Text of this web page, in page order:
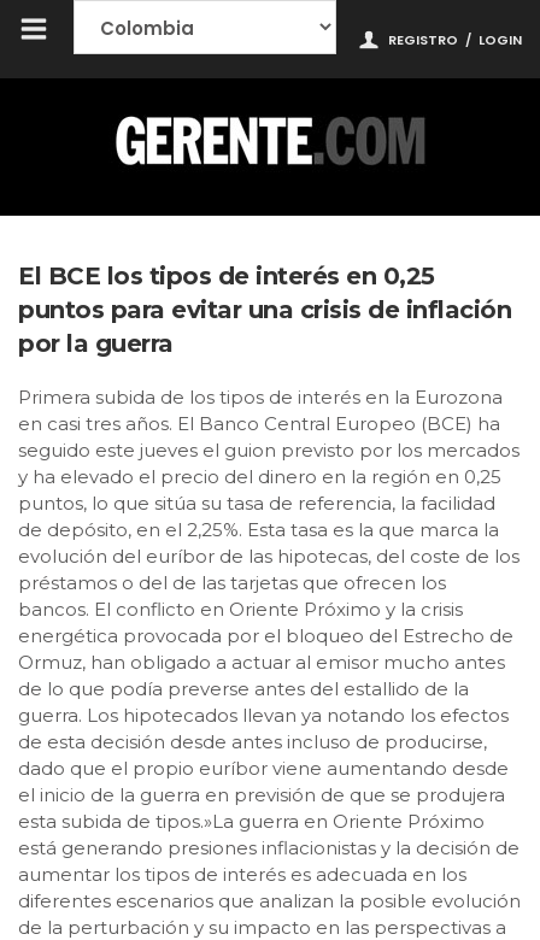
REGISTRO / LOGIN
El BCE los tipos de interés en 0,25
puntos para evitar una crisis de inflación
por la guerra
Primera subida de los tipos de interés en la Eurozona
en casi tres años. El Banco Central Europeo (BCE) ha
seguido este jueves el guion previsto por los mercados
y ha elevado el precio del dinero en la región en 0,25
puntos, lo que sitúa su tasa de referencia, la facilidad
de depósito, en el 2,25%. Esta tasa es la que marca la
evolución del euríbor de las hipotecas, del coste de los
préstamos o del de las tarjetas que ofrecen los
bancos. El conflicto en Oriente Próximo y la crisis
energética provocada por el bloqueo del Estrecho de
Ormuz, han obligado a actuar al emisor mucho antes
de lo que podía preverse antes del estallido de la
guerra. Los hipotecados llevan ya notando los efectos
de esta decisión desde antes incluso de producirse,
dado que el propio euríbor viene aumentando desde
el inicio de la guerra en previsión de que se produjera
esta subida de tipos.»La guerra en Oriente Próximo
está generando presiones inflacionistas y la decisión de
aumentar los tipos de interés es adecuada en los
diferentes escenarios que analizan la posible evolución
de la perturbación y su impacto en las perspectivas a